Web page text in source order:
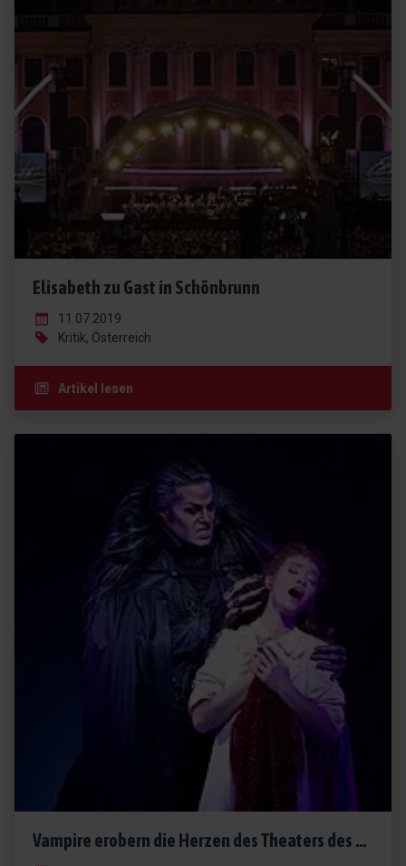
Elisabeth zu Gast in Schönbrunn
11.07.2019
Kritik, Österreich
Artikel lesen
Vampire erobern die Herzen des Theaters des Westens